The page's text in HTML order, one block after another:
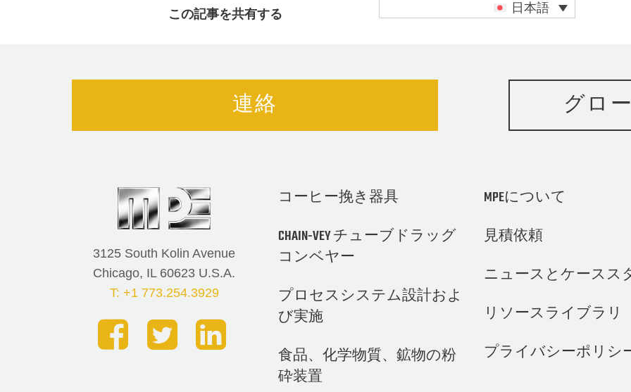
この記事を共有する 日本語
連絡 グロ
3125 South Kolin Avenue
Chicago, IL 60623 U.S.A.
T: +1 773.254.3929
コーヒー挽き器具
CHAIN-VEY チューブドラッグ
コンベヤー
プロセスシステム設計およ
び実施
食品、化学物質、鉱物の粉
砕装置
MPEについて
見積依頼
ニュースとケースス
リソースライブラリ
プライバシーポリシ